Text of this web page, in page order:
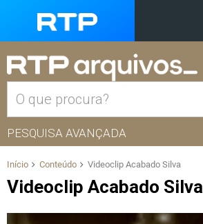
PESQUISA AVANÇADA
Início Conteúdo Videoclip Acabado Silva
Videoclip Acabado Silva